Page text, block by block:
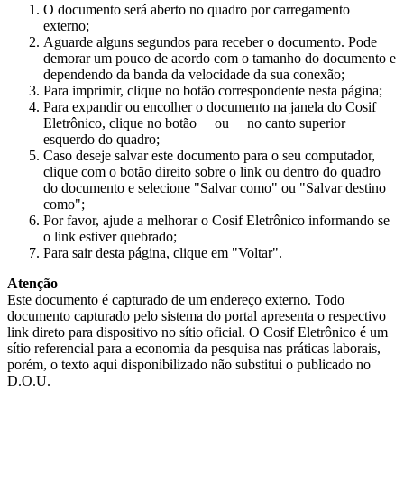
O documento será aberto no quadro por carregamento
externo;
Aguarde alguns segundos para receber o documento. Pode
demorar um pouco de acordo com o tamanho do documento e
dependendo da banda da velocidade da sua conexão;
Para imprimir, clique no botão correspondente nesta página;
Para expandir ou encolher o documento na janela do Cosif
Eletrônico, clique no botão
ou
no canto superior
esquerdo do quadro;
Caso deseje salvar este documento para o seu computador,
clique com o botão direito sobre o link ou dentro do quadro
do documento e selecione "Salvar como" ou "Salvar destino
como";
Por favor, ajude a melhorar o Cosif Eletrônico informando se
o link estiver quebrado;
Para sair desta página, clique em "Voltar".
Atenção
Este documento é capturado de um endereço externo. Todo
documento capturado pelo sistema do portal apresenta o respectivo
link direto para dispositivo no sítio oficial. O Cosif Eletrônico é um
sítio referencial para a economia da pesquisa nas práticas laborais,
porém, o texto aqui disponibilizado não substitui o publicado no
D.O.U.